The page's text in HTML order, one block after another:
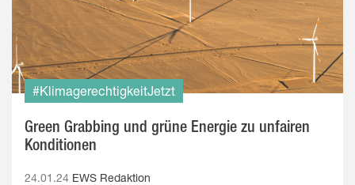
#KlimagerechtigkeitJetzt
Green Grabbing und grüne Energie zu unfairen
Konditionen
24.01.24 EWS Redaktion